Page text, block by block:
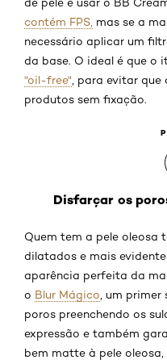
contém FPS, mas se a
necessário aplicar um
da base. O ideal é que o
"oil-free" , para evitar
produtos sem fixação.
Disfarçar os
Quem tem a pele oleosa
dilatados e mais
aparência perfeita da
o Blur Mágico , um
poros preenchendo os
expressão e também
bem matte à pele